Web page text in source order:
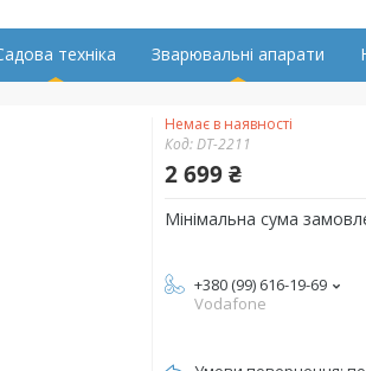
техніка Зварювальні апарати
Немає в наявності
Код:DT-2211
2 699 ₴
Мінімальна сума
+380 (99) 616-19-69
Vodafone